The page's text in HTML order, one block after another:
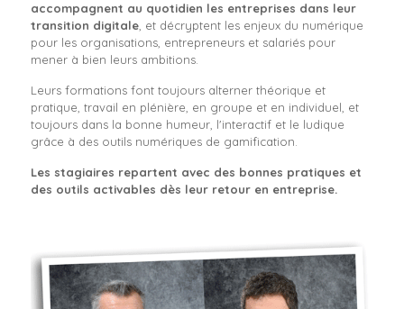
accompagnent au quotidien les entreprises dans leur
transition digitale, et décryptent les enjeux du numérique
pour les organisations, entrepreneurs et salariés pour
mener à bien leurs ambitions.
Leurs formations font toujours alterner théorique et
pratique, travail en plénière, en groupe et en individuel, et
toujours dans la bonne humeur, l'interactif et le ludique
grâce à des outils numériques de gamification.
Les stagiaires repartent avec des bonnes pratiques et
des outils activables dès leur retour en entreprise.